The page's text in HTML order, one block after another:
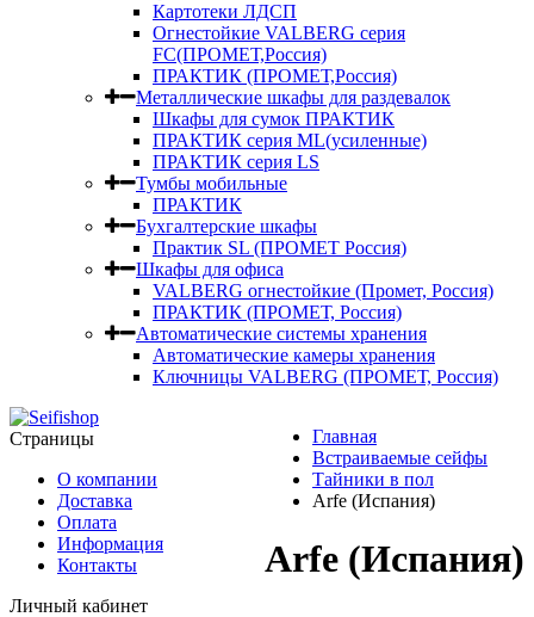
Картотеки ЛДСП
Огнестойкие VALBERG серия
FC(ПРОМЕТ,Россия)
ПРАКТИК (ПРОМЕТ,Россия)
Металлические шкафы для раздевалок
Шкафы для сумок ПРАКТИК
ПРАКТИК серия ML(усиленные)
ПРАКТИК серия LS
Тумбы мобильные
ПРАКТИК
Бухгалтерские шкафы
Практик SL (ПРОМЕТ Россия)
Шкафы для офиса
VALBERG огнестойкие (Промет, Россия)
ПРАКТИК (ПРОМЕТ, Россия)
Автоматические системы хранения
Автоматические камеры хранения
Ключницы VALBERG (ПРОМЕТ, Россия)
Главная
Встраиваемые сейфы
Тайники в пол
Arfe (Испания)
Arfe (Испания)
Страницы
О компании
Доставка
Оплата
Информация
Контакты
Личный кабинет